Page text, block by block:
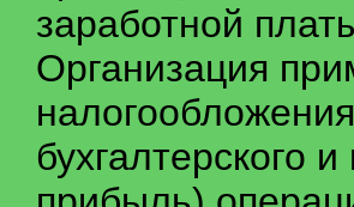
заработной
Организация
бухгалтерского